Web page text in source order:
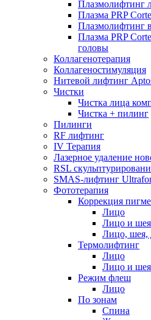
Плазмолифтинг
Плазма PRP
Плазмолифтинг
Плазма PRP
головы
Коллагенотерапия
Коллагеностимуляция
Нитевой лифтинг
Чистки
Чистка лица
Чистка + пилинг
Пилинги
RF лифтинг
IV Терапия
Лазерное удаление
RSL
SMAS-лифтинг
Фототерапия
Коррекция
Лицо
Лицо и шея
Лицо, шея,
Термолифтинг
Лицо
Лицо и шея
Режим флеш
Лицо
По зонам
Спина